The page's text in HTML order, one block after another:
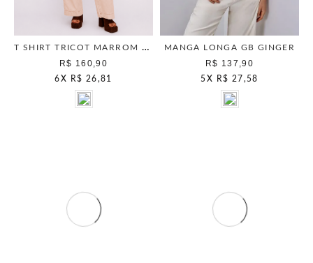
T SHIRT TRICOT MARROM WOOD
R$ 160,90
6 X R$ 26,81
MANGA LONGA GB GINGER
R$ 137,90
5 X R$ 27,58